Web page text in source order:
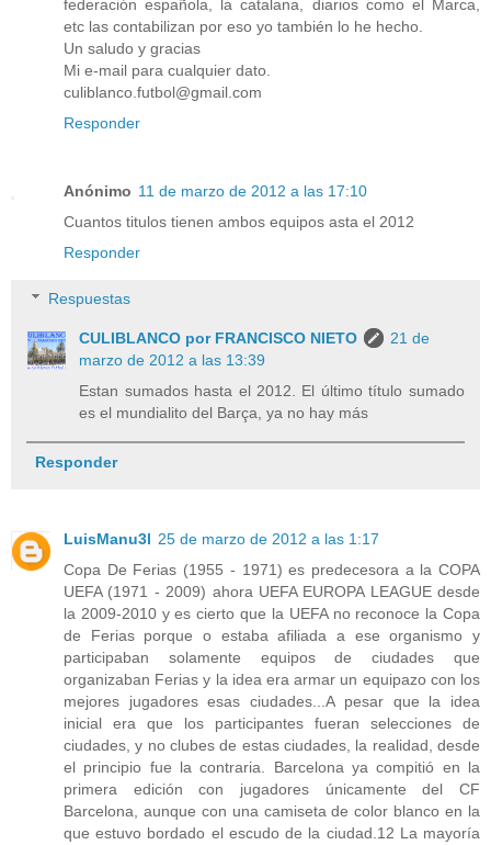
federación española, la catalana, diarios como el Marca,
etc las contabilizan por eso yo también lo he hecho.
Un saludo y gracias
Mi e-mail para cualquier dato.
culiblanco.futbol@gmail.com
Responder
Anónimo 11 de marzo de 2012 a las 17:10
Cuantos titulos tienen ambos equipos asta el 2012
Responder
Respuestas
CULIBLANCO por FRANCISCO NIETO
21 de
marzo de 2012 a las 13:39
Estan sumados hasta el 2012. El último título sumado
es el mundialito del Barça, ya no hay más
Responder
LuisManu3l 25 de marzo de 2012 a las 1:17
Copa De Ferias (1955 - 1971) es predecesora a la COPA
UEFA (1971 - 2009) ahora UEFA EUROPA LEAGUE desde
la 2009-2010 y es cierto que la UEFA no reconoce la Copa
de Ferias porque o estaba afiliada a ese organismo y
participaban solamente equipos de ciudades que
organizaban Ferias y la idea era armar un equipazo con los
mejores jugadores esas ciudades...A pesar que la idea
inicial era que los participantes fueran selecciones de
ciudades, y no clubes de estas ciudades, la realidad, desde
el principio fue la contraria. Barcelona ya compitió en la
primera edición con jugadores únicamente del CF
Barcelona, aunque con una camiseta de color blanco en la
que estuvo bordado el escudo de la ciudad.12 La mayoría